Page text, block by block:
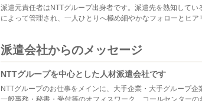
派遣元責任者はNTTグループ出身者です。派遣先を熟知して
によって管理され、一人ひとりへ極め細やかなフォローとヒア
派遣会社からのメッセージ
NTTグループを中心とした人材派遣会社です
NTTグループのお仕事をメインに、大手企業・大手グループ企